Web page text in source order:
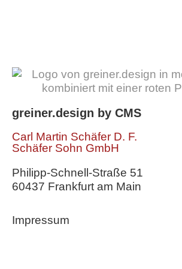
greiner.design by CMS
Carl Martin Schäfer D. F.
Schäfer Sohn GmbH
Philipp-Schnell-Straße 51
60437 Frankfurt am Main
Impressum